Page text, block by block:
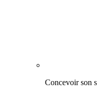
Concevoir son